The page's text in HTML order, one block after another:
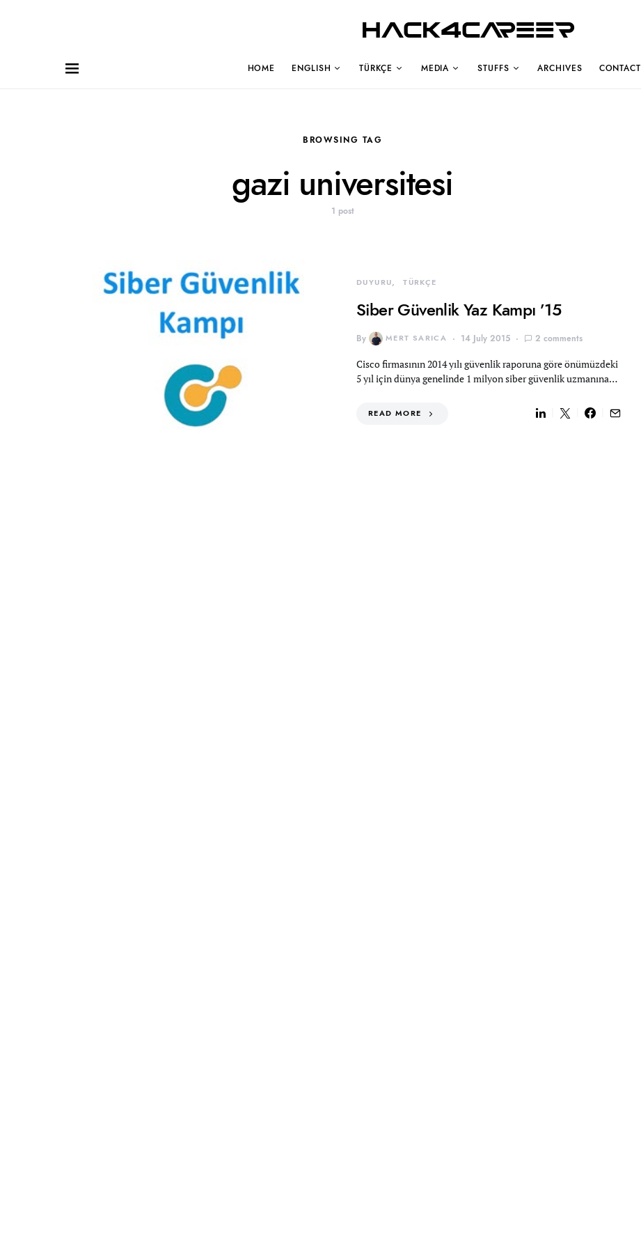
Hack4Career
HOME ENGLISH TÜRKÇE MEDIA STUFFS ARCHIVES CONTACT
BROWSING TAG
gazi universitesi
1 post
DUYURU TÜRKÇE
Siber Güvenlik Yaz Kampı ’15
By MERT SARICA 14 July 2015 2 comments
Cisco firmasının 2014 yılı güvenlik raporuna göre önümüzdeki
5 yıl için dünya genelinde 1 milyon siber güvenlik uzmanına…
READ MORE